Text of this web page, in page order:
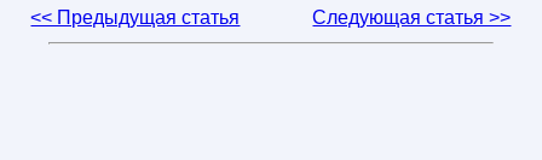
<< Предыдущая статья Следующая статья >>